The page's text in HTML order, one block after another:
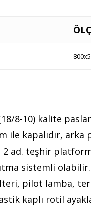
8-10) kalite
ile kapalıdır, arka
2 ad. teşhir
sistemli olabilir.
pilot lamba,
kaplı rotil